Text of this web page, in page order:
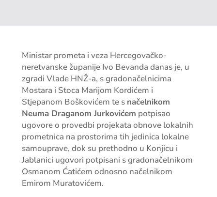
Ministar prometa i veza Hercegovačko-
neretvanske županije Ivo Bevanda danas je, u
zgradi Vlade HNŽ-a, s gradonačelnicima
Mostara i Stoca Marijom Kordićem i
Stjepanom Boškovićem te s načelnikom
Neuma Draganom Jurkovićem potpisao
ugovore o provedbi projekata obnove lokalnih
prometnica na prostorima tih jedinica lokalne
samouprave, dok su prethodno u Konjicu i
Jablanici ugovori potpisani s gradonačelnikom
Osmanom Ćatićem odnosno načelnikom
Emirom Muratovićem.